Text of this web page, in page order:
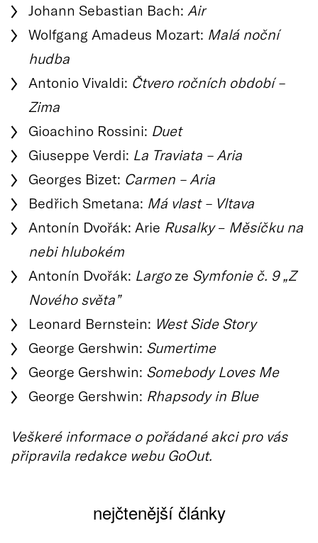
Johann Sebastian Bach: Air
Wolfgang Amadeus Mozart: Malá noční
hudba
Antonio Vivaldi: Čtvero ročních období –
Zima
Gioachino Rossini: Duet
Giuseppe Verdi: La Traviata – Aria
Georges Bizet: Carmen – Aria
Bedřich Smetana: Má vlast – Vltava
Antonín Dvořák: Arie Rusalky– Měsíčku na
nebi hlubokém
Antonín Dvořák: Largoze Symfonie č. 9 „Z
Nového světa”
Leonard Bernstein: West Side Story
George Gershwin: Sumertime
George Gershwin: Somebody Loves Me
George Gershwin: Rhapsody in Blue
Veškeré informace o pořádané akci pro vás
připravila redakce webu GoOut.
nejčtenější články